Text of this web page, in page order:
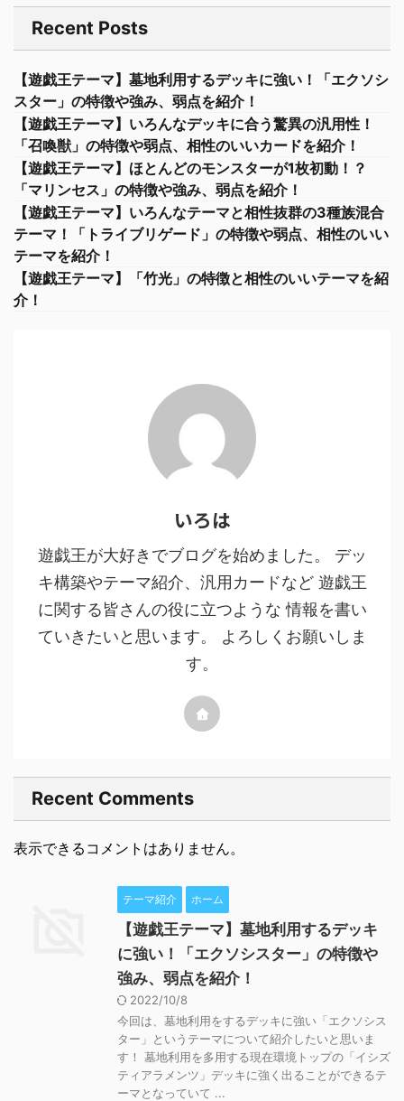
Recent Posts
【遊戯王テーマ】墓地利用するデッキに強い！「エクソシ
スター」の特徴や強み、弱点を紹介！
【遊戯王テーマ】いろんなデッキに合う驚異の汎用性！
「召喚獣」の特徴や弱点、相性のいいカードを紹介！
【遊戯王テーマ】ほとんどのモンスターが1枚初動！？
「マリンセス」の特徴や強み、弱点を紹介！
【遊戯王テーマ】いろんなテーマと相性抜群の3種族混合
テーマ！「トライブリゲード」の特徴や弱点、相性のいい
テーマを紹介！
【遊戯王テーマ】「竹光」の特徴と相性のいいテーマを紹
介！
いろは
遊戯王が大好きでブログを始めました。 デッ
キ構築やテーマ紹介、汎用カードなど 遊戯王
に関する皆さんの役に立つような 情報を書い
ていきたいと思います。 よろしくお願いしま
す。
Recent Comments
表示できるコメントはありません。
テーマ紹介 ホーム
【遊戯王テーマ】墓地利用するデッキ
に強い！「エクソシスター」の特徴や
強み、弱点を紹介！
2022/10/8
今回は、墓地利用をするデッキに強い「エクソシス
ター」というテーマについて紹介したいと思いま
す！ 墓地利用を多用する現在環境トップの「イシズ
ティアラメンツ」デッキに強く出ることができるテ
ーマとなっていて ...